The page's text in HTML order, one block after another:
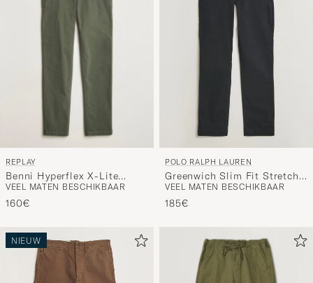
REPLAY
Benni Hyperflex X-Lite
Chinos Dark Green
VEEL MATEN BESCHIKBAAR
160€
POLO RALPH LAUREN
Greenwich Slim Fit Stretch
Chinos Black
VEEL MATEN BESCHIKBAAR
185€
NIEUW